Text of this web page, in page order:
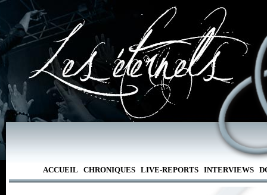
ACCUEIL CHRONIQUES LIVE-REPORTS INTERVIEWS